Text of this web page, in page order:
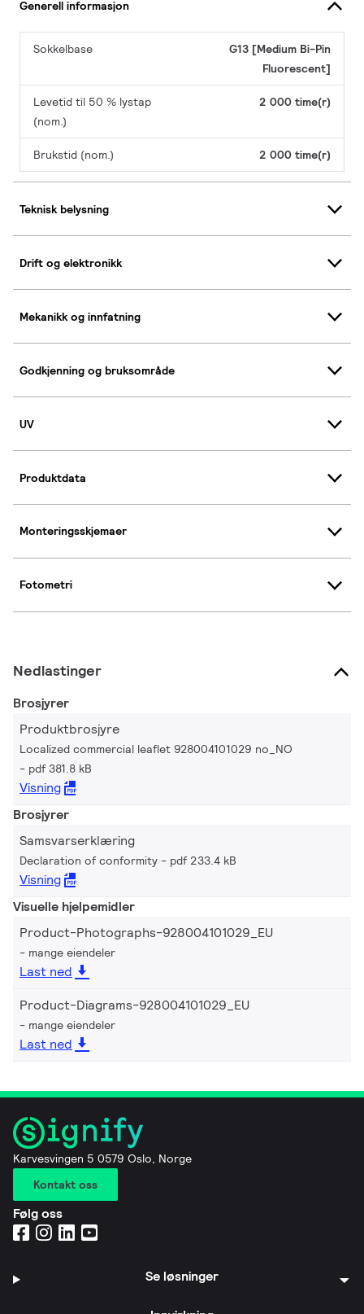
Generell informasjon
Sokkelbase
G13 [Medium Bi-Pin
Fluorescent]
Levetid til 50 % lystap
(nom.)
2 000 time(r)
Brukstid (nom.) 2 000 time(r)
Teknisk belysning
Drift og elektronikk
Mekanikk og innfatning
Godkjenning og bruksområde
UV
Produktdata
Monteringsskjemaer
Fotometri
Nedlastinger
Brosjyrer
Produktbrosjyre
Localized commercial leaflet 928004101029 no_NO
pdf 381.8 kB
Visning
Brosjyrer
Samsvarserklæring
Declaration of conformity pdf 233.4 kB
Visning
Visuelle hjelpemidler
Product-Photographs-928004101029_EU
mange eiendeler
Last ned
Product-Diagrams-928004101029_EU
mange eiendeler
Last ned
Karvesvingen 5 0579 Oslo, Norge
Kontakt oss
Følg oss
Se løsninger